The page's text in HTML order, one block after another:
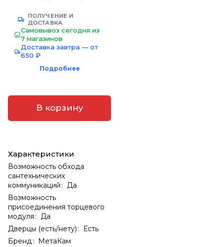
ПОЛУЧЕНИЕ И
ДОСТАВКА
Самовывоз сегодня из
7 магазинов
Доставка завтра — от
650 ₽
Подробнее
В корзину
Характеристики
Возможность обхода
сантехнических
коммуникаций :
Да
Возможность
присоединения торцевого
модуля :
Да
Дверцы (есть/нету) : Есть
Бренд : МетаКам